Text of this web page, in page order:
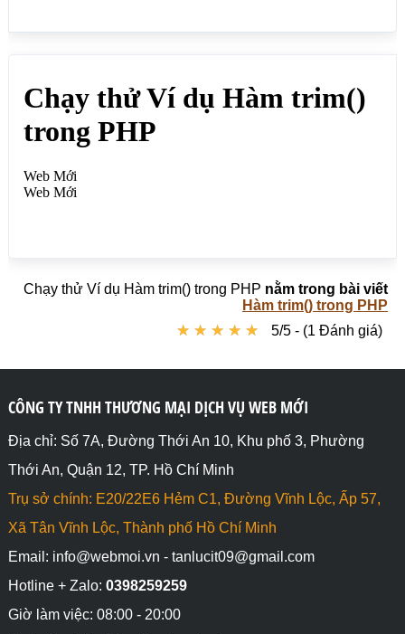
Chạy thử Ví dụ Hàm trim() trong PHP nằm trong bài viết
Hàm trim() trong PHP
★ ★ ★ ★ ★
★ ★ ★ ★ ★ 5/5 - (1 Đánh giá)
CÔNG TY TNHH THƯƠNG MẠI DỊCH VỤ WEB MỚI
Địa chỉ: Số 7A, Đường Thới An 10, Khu phố 3, Phường
Thới An, Quận 12, TP. Hồ Chí Minh
Trụ sở chính: E20/22E6 Hẻm C1, Đường Vĩnh Lộc, Ấp 57,
Xã Tân Vĩnh Lộc, Thành phố Hồ Chí Minh
Email: info@webmoi.vn - tanlucit09@gmail.com
Hotline + Zalo: 0398259259
Giờ làm việc: 08:00 - 20:00